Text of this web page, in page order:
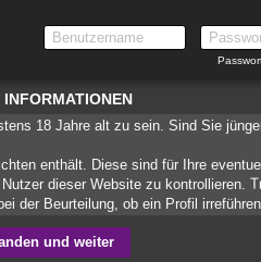
18 Jahre alt zu sein. Sind Sie
enthält. Diese sind für Ihre
dieser Website zu kontrollieren.
Beurteilung, ob ein Profil
angeforderten Daten aus dem
und weiter